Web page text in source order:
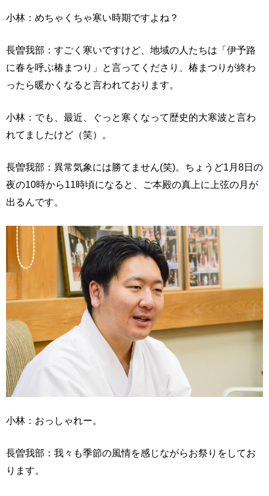
小林：めちゃくちゃ寒い時期ですよね？
長曽我部：すごく寒いですけど、地域の人たちは「伊予路
に春を呼ぶ椿まつり」と言ってくださり、椿まつりが終わ
ったら暖かくなると言われております。
小林：でも、最近、ぐっと寒くなって歴史的大寒波と言わ
れてましたけど（笑）。
長曽我部：異常気象には勝てません(笑)。ちょうど1月8日の
夜の10時から11時頃になると、ご本殿の真上に上弦の月が
出るんです。
小林：おっしゃれー。
長曽我部：我々も季節の風情を感じながらお祭りをしてお
ります。